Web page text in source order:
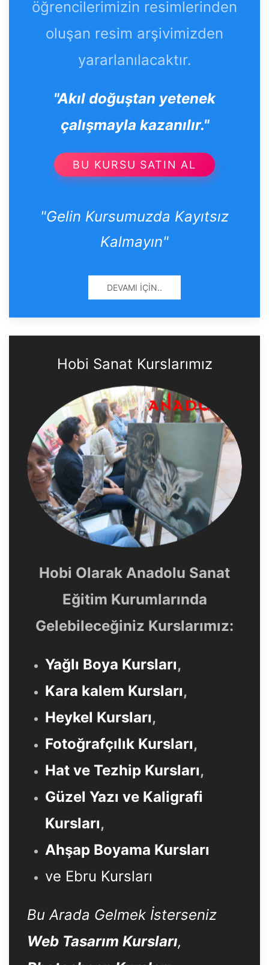
öğrencilerimizin resimlerinden
oluşan resim arşivimizden
yararlanılacaktır.
"Akıl doğuştan yetenek
çalışmayla kazanılır."
BU KURSU SATIN AL
"Gelin Kursumuzda Kayıtsız
Kalmayın"
DEVAMI İÇIN..
Hobi Sanat Kurslarımız
Hobi Olarak Anadolu Sanat
Eğitim Kurumlarında
Gelebileceğiniz Kurslarımız:
Yağlı Boya Kursları,
Kara kalem Kursları,
Heykel Kursları,
Fotoğrafçılık Kursları,
Hat ve Tezhip Kursları,
Güzel Yazı ve Kaligrafi
Kursları,
Ahşap Boyama Kursları
ve Ebru Kursları
Bu Arada Gelmek İsterseniz
Web Tasarım Kursları,